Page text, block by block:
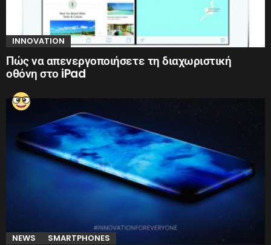
INNOVATION
Πώς να απενεργοποιήσετε τη διαχωριστική
οθόνη στο iPad
NEWS SMARTPHONES